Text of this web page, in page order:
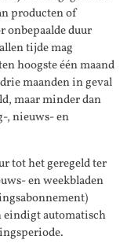
producten of
onbepaalde duur
tijde mag
hoogste één maand
maanden in geval
maar minder dan
, nieuws- en
tot het geregeld ter
en weekbladen
automatisch